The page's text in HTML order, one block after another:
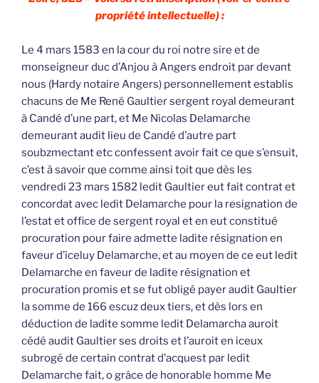
propriété intellectuelle) :
Le 4 mars 1583 en la cour du roi notre sire et de
monseigneur duc d’Anjou à Angers endroit par devant
nous (Hardy notaire Angers) personnellement establis
chacuns de Me René Gaultier sergent royal demeurant
à Candé d’une part, et Me Nicolas Delamarche
demeurant audit lieu de Candé d’autre part
soubzmectant etc confessent avoir fait ce que s’ensuit,
c’est à savoir que comme ainsi toit que dès les
vendredi 23 mars 1582 ledit Gaultier eut fait contrat et
concordat avec ledit Delamarche pour la resignation de
l’estat et office de sergent royal et en eut constitué
procuration pour faire admette ladite résignation en
faveur d’iceluy Delamarche, et au moyen de ce eut ledit
Delamarche en faveur de ladite résignation et
procuration promis et se fut obligé payer audit Gaultier
la somme de 166 escuz deux tiers, et dès lors en
déduction de ladite somme ledit Delamarcha auroit
cédé audit Gaultier ses droits et l’auroit en iceux
subrogé de certain contrat d’acquest par ledit
Delamarche fait, o grâce de honorable homme Me